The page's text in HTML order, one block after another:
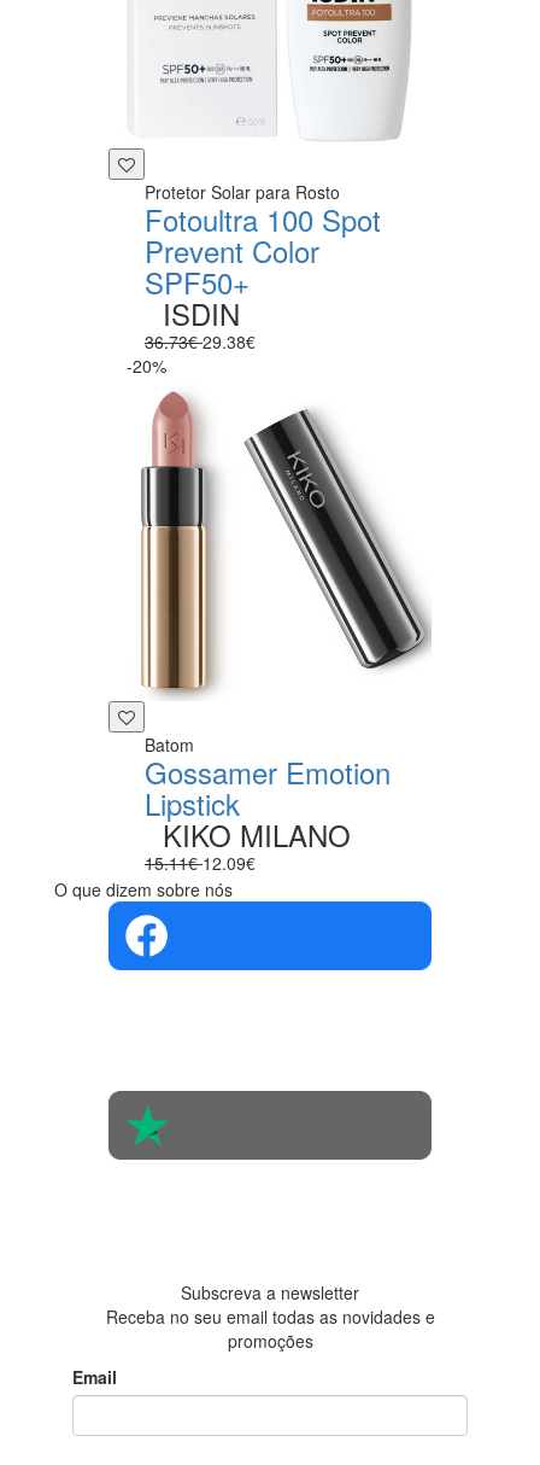
Protetor Solar para Rosto
Fotoultra 100 Spot
Prevent Color
SPF50+
ISDIN
36.73€29.38€
-20%
Batom
Gossamer Emotion
Lipstick
KIKO MILANO
15.11€12.09€
O que dizem sobre nós
Subscreva a newsletter
Receba no seu email todas as novidades e
promoções
Email